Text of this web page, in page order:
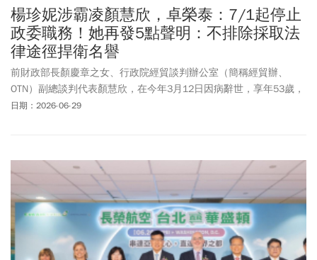
楊珍妮涉霸凌顏慧欣，卓榮泰：7/1起停止
政委職務！她再發5點聲明：不排除採取法
律途徑捍衛名譽
前財政部長顏慶章之女、行政院經貿談判辦公室（簡稱經貿辦、
OTN）副總談判代表顏慧欣，在今年3月12日因病辭世，享年53歲，
後續傳出行政院政委、總談判代表楊珍妮涉職場霸凌。行政院上周
卓揆決定7月1日起停止楊珍妮政務委員之職務。楊珍妮晚間再次發
出聲明指出，針對過去三個月來，部分媒體出現未審先判、排山倒
海的負面報導，指控推動 CPTPP 不力、缺乏計畫且無進展，甚至有
排擠、給予下馬威等行為等。「調查報告已明確指出前述指控皆無
具體事證不成立，足證此等言論均屬虛構，係由特定有心人士刻意
營造對本人不公平的輿論氛圍，對於傳遞此等訊息之人，不排除採
日期：2026-06-29